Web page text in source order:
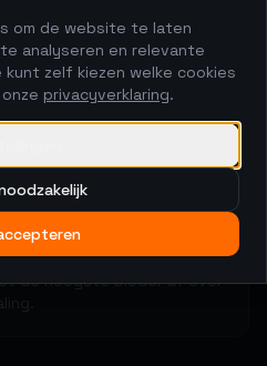
uit
De markt bepaalt de
de hoogste bieder af over
om de website te laten
analyseren en relevante
zelf kiezen welke cookies
privacyverklaring.